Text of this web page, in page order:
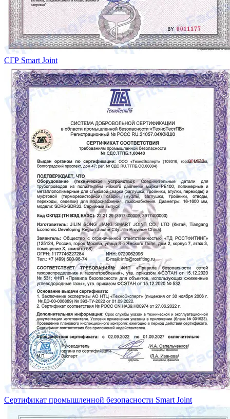
СГР Smart Joint
Сертификат промышленной безопасности Smart Joint